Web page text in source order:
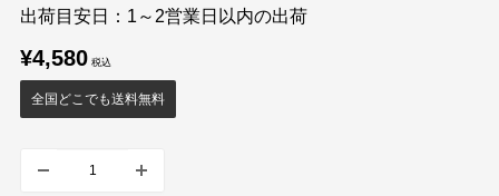
出荷目安日：1～2営業日以内の出荷
販
売
価
格
¥4,580
全国どこでも送料無料